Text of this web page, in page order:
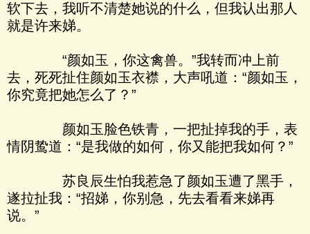
软下去，我听不清楚她说的什么，但我认出那人
就是许来娣。
“颜如玉，你这禽兽。”我转而冲上前
去，死死扯住颜如玉衣襟，大声吼道：“颜如玉，
你究竟把她怎么了？”
颜如玉脸色铁青，一把扯掉我的手，表
情阴鸷道：“是我做的如何，你又能把我如何？”
苏良辰生怕我惹急了颜如玉遭了黑手，
遂拉扯我：“招娣，你别急，先去看看来娣再
说。”